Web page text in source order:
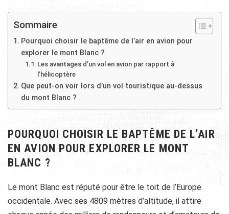
Sommaire
Pourquoi choisir le baptême de l’air en avion pour
explorer le mont Blanc ?
Les avantages d’un vol en avion par rapport à
l’hélicoptère
Que peut-on voir lors d’un vol touristique au-dessus
du mont Blanc ?
POURQUOI CHOISIR LE BAPTÊME DE L’AIR
EN AVION POUR EXPLORER LE MONT
BLANC ?
Le mont Blanc est réputé pour être le toit de l’Europe
occidentale. Avec ses 4809 mètres d’altitude, il attire